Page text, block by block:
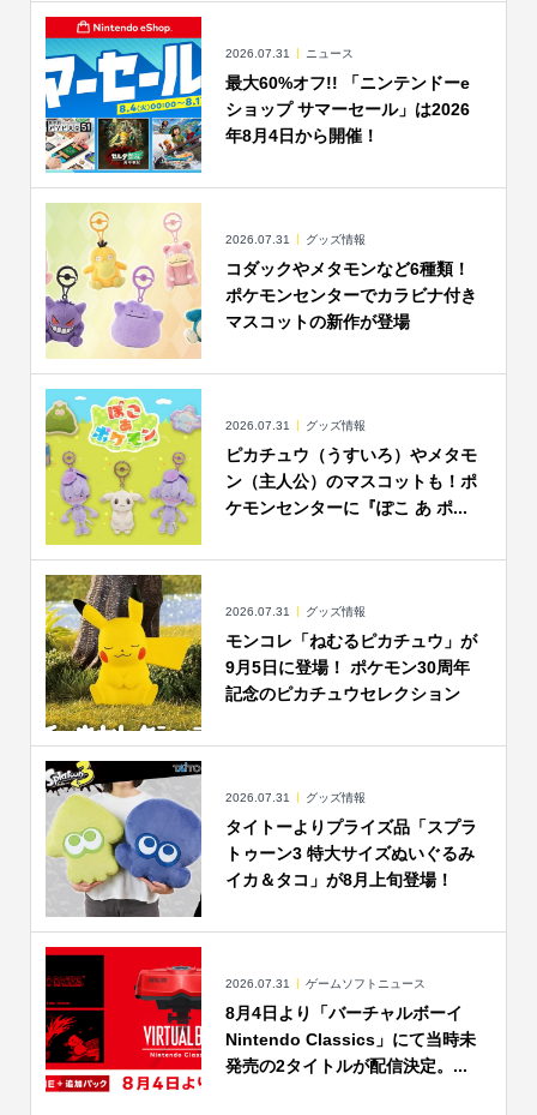
2026.07.31 ニュース
最大60%オフ!! 「ニンテンドーe
ショップ サマーセール」は2026
年8月4日から開催！
2026.07.31 グッズ情報
コダックやメタモンなど6種類！
ポケモンセンターでカラビナ付き
マスコットの新作が登場
2026.07.31 グッズ情報
ピカチュウ（うすいろ）やメタモ
ン（主人公）のマスコットも！ポ
ケモンセンターに『ぽこ あ ポ...
2026.07.31 グッズ情報
モンコレ「ねむるピカチュウ」が
9月5日に登場！ ポケモン30周年
記念のピカチュウセレクション
2026.07.31 グッズ情報
タイトーよりプライズ品「スプラ
トゥーン3 特大サイズぬいぐるみ
イカ＆タコ」が8月上旬登場！
2026.07.31 ゲームソフトニュース
8月4日より「バーチャルボーイ
Nintendo Classics」にて当時未
発売の2タイトルが配信決定。...